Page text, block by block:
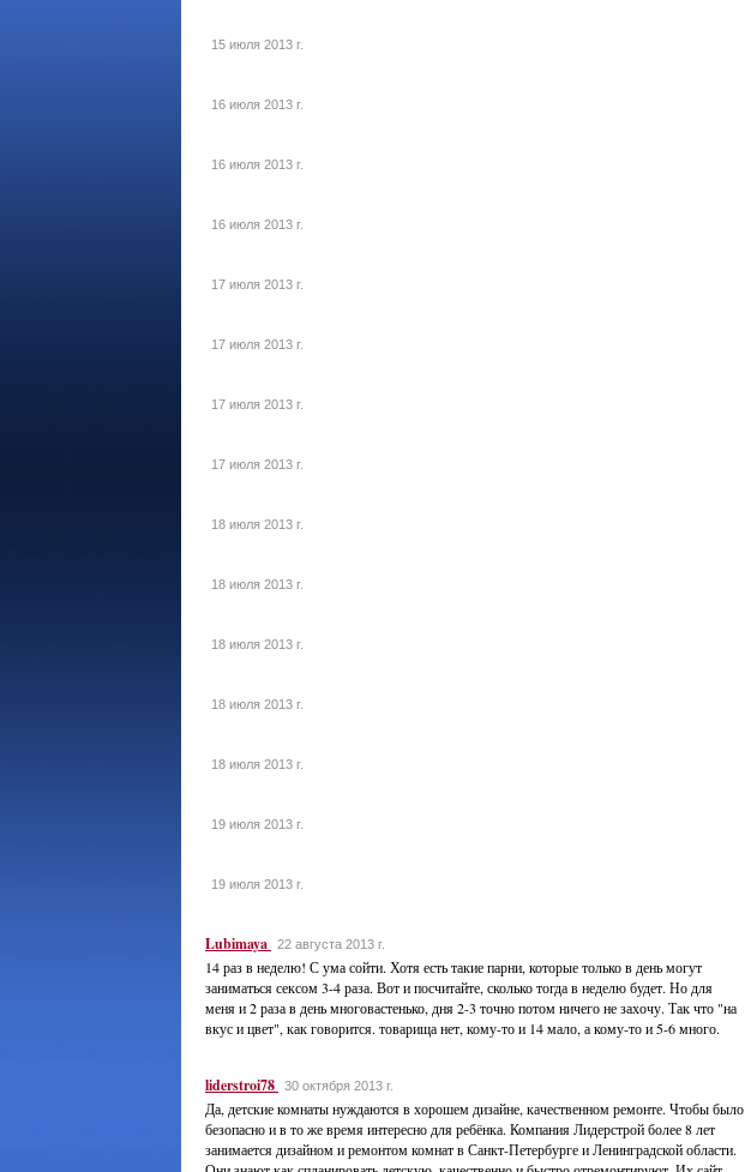
15 июля 2013 г.
16 июля 2013 г.
16 июля 2013 г.
16 июля 2013 г.
17 июля 2013 г.
17 июля 2013 г.
17 июля 2013 г.
17 июля 2013 г.
18 июля 2013 г.
18 июля 2013 г.
18 июля 2013 г.
18 июля 2013 г.
18 июля 2013 г.
19 июля 2013 г.
19 июля 2013 г.
Lubimaya 22 августа 2013 г.
14 раз в неделю! С ума сойти. Хотя есть такие парни, которые только в день могут
заниматься сексом 3-4 раза. Вот и посчитайте, сколько тогда в неделю будет. Но для
меня и 2 раза в день многовастенько, дня 2-3 точно потом ничего не захочу. Так что "на
вкус и цвет", как говорится. товарища нет, кому-то и 14 мало, а кому-то и 5-6 много.
liderstroi78 30 октября 2013 г.
Да, детские комнаты нуждаются в хорошем дизайне, качественном ремонте. Чтобы было
безопасно и в то же время интересно для ребёнка. Компания Лидерстрой более 8 лет
занимается дизайном и ремонтом комнат в Санкт-Петербурге и Ленинградской области.